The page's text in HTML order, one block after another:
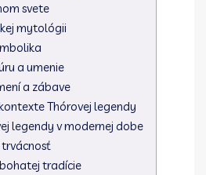
svete
mytológii
a umenie
a zábave
Thórovej legendy
legendy v modernej dobe
trvácnosť
tradície